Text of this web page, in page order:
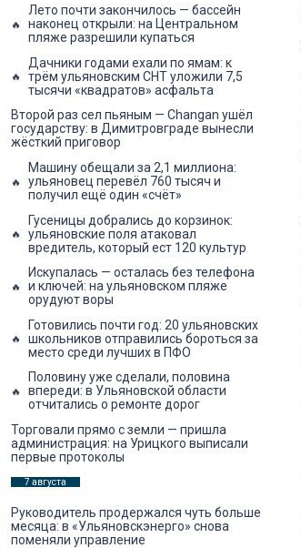
Лето почти закончилось — бассейн
наконец открыли: на Центральном
пляже разрешили купаться
Дачники годами ехали по ямам: к
трём ульяновским СНТ уложили 7,5
тысячи «квадратов» асфальта
Второй раз сел пьяным — Changan ушёл
государству: в Димитровграде вынесли
жёсткий приговор
Машину обещали за 2,1 миллиона:
ульяновец перевёл 760 тысяч и
получил ещё один «счёт»
Гусеницы добрались до корзинок:
ульяновские поля атаковал
вредитель, который ест 120 культур
Искупалась — осталась без телефона
и ключей: на ульяновском пляже
орудуют воры
Готовились почти год: 20 ульяновских
школьников отправились бороться за
место среди лучших в ПФО
Половину уже сделали, половина
впереди: в Ульяновской области
отчитались о ремонте дорог
Торговали прямо с земли — пришла
администрация: на Урицкого выписали
первые протоколы
7 августа
Руководитель продержался чуть больше
месяца: в «Ульяновскэнерго» снова
поменяли управление